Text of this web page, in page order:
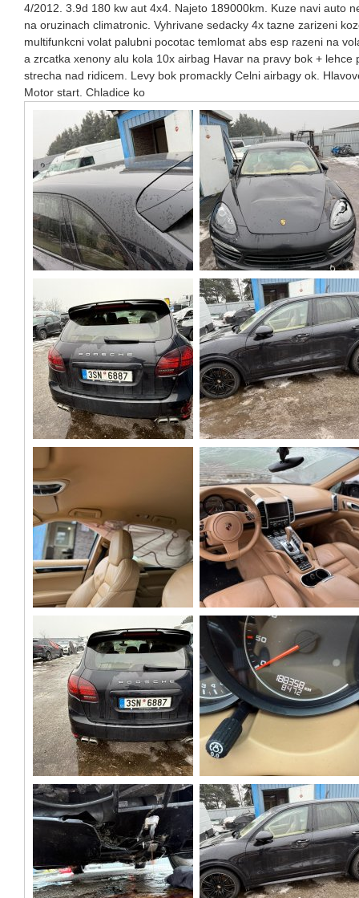
4/2012. 3.9d 180 kw aut 4x4. Najeto 189000km. Kuze navi auto
na oruzinach climatronic. Vyhrivane sedacky 4x tazne zarizeni
multifunkcni volat palubni pocotac temlomat abs esp razeni na
a zrcatka xenony alu kola 10x airbag Havar na pravy bok + lehce
strecha nad ridicem. Levy bok promackly Celni airbagy ok.
Motor start. Chladice ko